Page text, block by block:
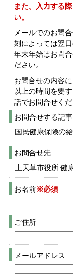
また、入力する
い。
メールでのお問
刻によっては翌
年末年始はお問
ださい。
お問合せの内容
以上の時間を要
話でお問合せくだ
お問合せする記事
国民健康保険の
お問合せ先
上天草市役所 健
お名前※必須
ご住所
メールアドレス